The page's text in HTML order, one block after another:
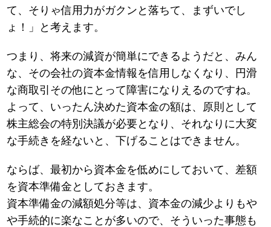
て、そりゃ信用力がガクンと落ちて、まずいでし
ょ！」と考えます。
つまり、将来の減資が簡単にできるようだと、みん
な、その会社の資本金情報を信用しなくなり、円滑
な商取引その他にとって障害になりえるのですね。
よって、いったん決めた資本金の額は、原則として
株主総会の特別決議が必要となり、それなりに大変
な手続きを経ないと、下げることはできません。
ならば、最初から資本金を低めにしておいて、差額
を資本準備金としておきます。
資本準備金の減額処分等は、資本金の減少よりもや
や手続的に楽なことが多いので、そういった事態も